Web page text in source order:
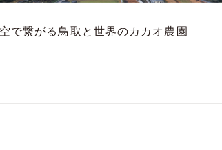
空で繋がる鳥取と世界のカカオ農園